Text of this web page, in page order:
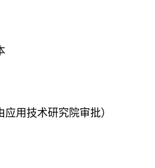
用技术研究院审批）